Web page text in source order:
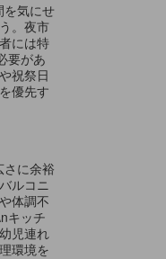
を気にせ
。夜市
には特
要があ
祝祭日
優先す
に余裕
ルコニ
体調不
キッチ
児連れ
環境を